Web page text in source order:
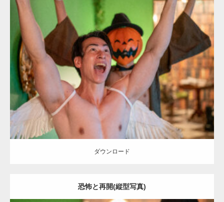
(縦型写真)
Update: 2023.02.11
Category: ハロウィンのマッチョ その他 AKIHITO(細マッチョ)
SOSUKE 大胸筋 姫路 (兵庫)
ダウンロード
ダウンロード
恐怖と再開(縦型写真)